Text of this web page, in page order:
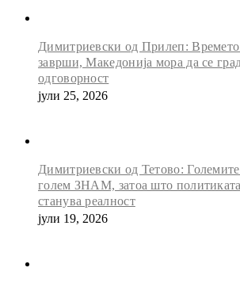
Димитриевски од Прилеп: Времето
заврши, Македонија мора да се
одговорност
јули 25, 2026
Димитриевски од Тетово:
голем ЗНАМ, затоа што
станува реалност
јули 19, 2026